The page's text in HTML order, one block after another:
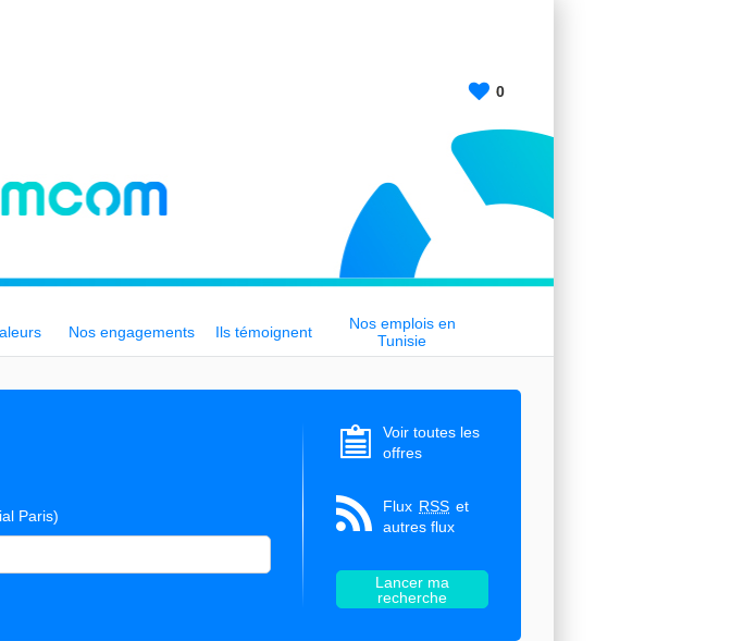
0
Nos engagements Ils témoignent
Nos emplois en
Tunisie
Paris)
Voir toutes les
offres
Flux RSS et
autres flux